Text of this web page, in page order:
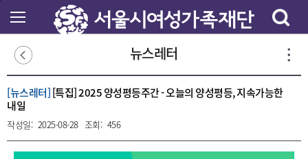
바
기
뉴스레터
[뉴스레터][특집] 2025 양성평등주간 - 오늘의 양성평등, 지속가능한
내일
작성일: 2025-08-28 조회: 456